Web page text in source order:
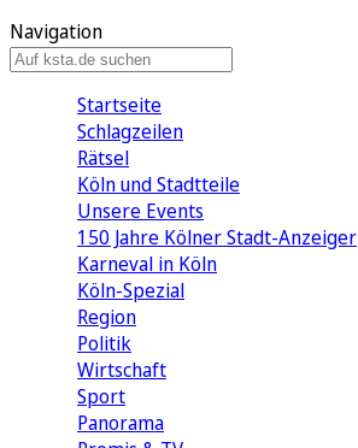
Navigation
Startseite
Schlagzeilen
Rätsel
Köln und Stadtteile
Unsere Events
150 Jahre Kölner Stadt-Anzeiger
Karneval in Köln
Köln-Spezial
Region
Politik
Wirtschaft
Sport
Panorama